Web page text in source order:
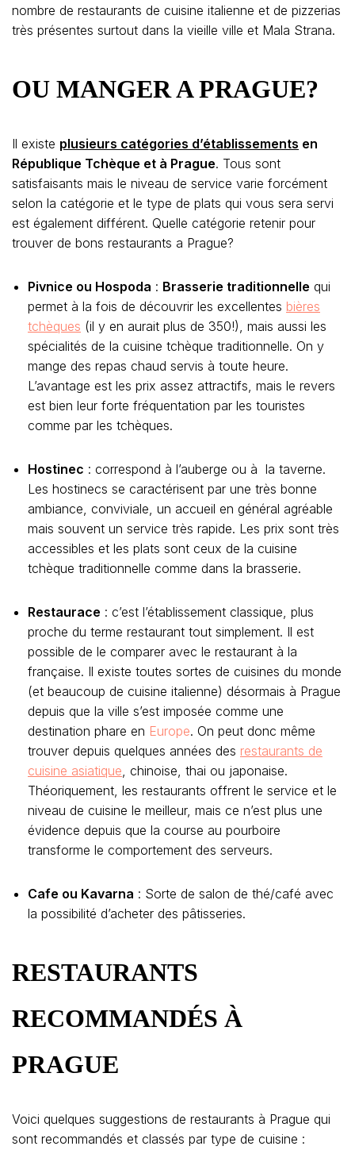
nombre de restaurants de cuisine italienne et de pizzerias
très présentes surtout dans la vieille ville et Mala Strana.
OU MANGER A PRAGUE?
Il existe plusieurs catégories d’établissements en
République Tchèque et à Prague. Tous sont
satisfaisants mais le niveau de service varie forcément
selon la catégorie et le type de plats qui vous sera servi
est également différent. Quelle catégorie retenir pour
trouver de bons restaurants a Prague?
Pivnice ou Hospoda : Brasserie traditionnelle qui
permet à la fois de découvrir les excellentes bières
tchèques (il y en aurait plus de 350!), mais aussi les
spécialités de la cuisine tchèque traditionnelle. On y
mange des repas chaud servis à toute heure.
L’avantage est les prix assez attractifs, mais le revers
est bien leur forte fréquentation par les touristes
comme par les tchèques.
Hostinec : correspond à l’auberge ou à la taverne.
Les hostinecs se caractérisent par une très bonne
ambiance, conviviale, un accueil en général agréable
mais souvent un service très rapide. Les prix sont très
accessibles et les plats sont ceux de la cuisine
tchèque traditionnelle comme dans la brasserie.
Restaurace : c’est l’établissement classique, plus
proche du terme restaurant tout simplement. Il est
possible de le comparer avec le restaurant à la
française. Il existe toutes sortes de cuisines du monde
(et beaucoup de cuisine italienne) désormais à Prague
depuis que la ville s’est imposée comme une
destination phare en Europe. On peut donc même
trouver depuis quelques années des restaurants de
cuisine asiatique, chinoise, thai ou japonaise.
Théoriquement, les restaurants offrent le service et le
niveau de cuisine le meilleur, mais ce n’est plus une
évidence depuis que la course au pourboire
transforme le comportement des serveurs.
Cafe ou Kavarna : Sorte de salon de thé/café avec
la possibilité d’acheter des pâtisseries.
RESTAURANTS
RECOMMANDÉS À
PRAGUE
Voici quelques suggestions de restaurants à Prague qui
sont recommandés et classés par type de cuisine :